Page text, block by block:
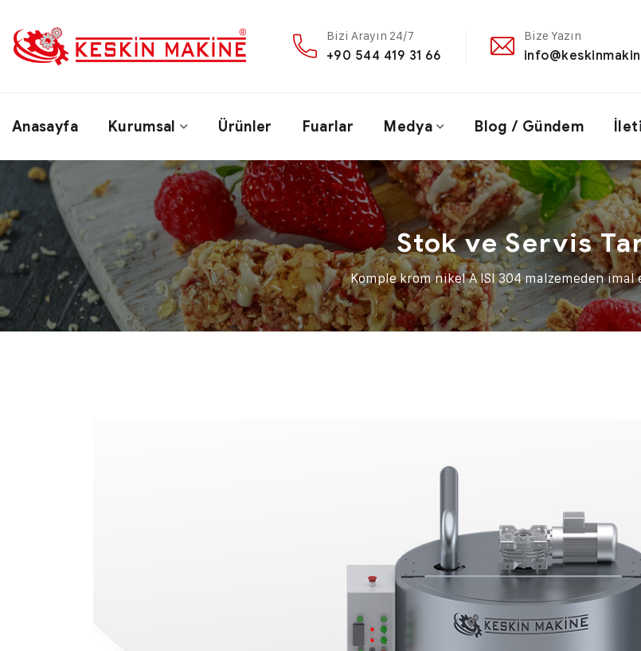
Bizi Arayın 24/7
+90 544 419 31 66
Bize Yazın
Anasayfa Kurumsal Ürünler Fuarlar Medya Blog / Gündem
Stok ve Servis
Komple krom nikel A ISI 304 malzemeden